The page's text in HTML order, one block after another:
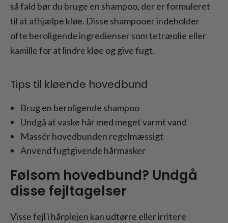
så fald bør du bruge en shampoo, der er formuleret
til at afhjælpe kløe. Disse shampooer indeholder
ofte beroligende ingredienser som tetræolie eller
kamille for at lindre kløe og give fugt.
Tips til kløende hovedbund
Brug en beroligende shampoo
Undgå at vaske hår med meget varmt vand
Massér hovedbunden regelmæssigt
Anvend fugtgivende hårmasker
Følsom hovedbund? Undgå
disse fejltagelser
Visse fejl i hårplejen kan udtørre eller irritere